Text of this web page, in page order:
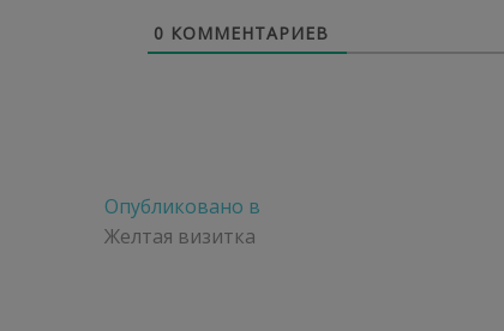
0 КОММЕНТАРИЕВ
Навигация
по
Опубликовано в
Желтая визитка